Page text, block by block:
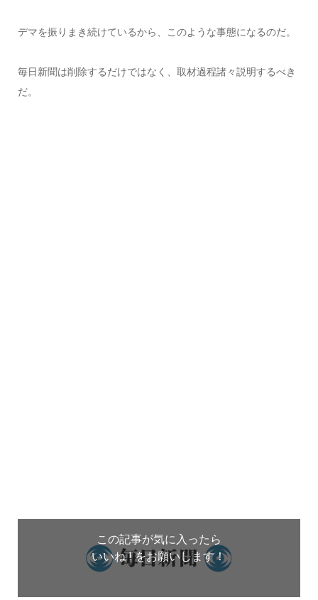
デマを振りまき続けているから、このような事態になるのだ。
毎日新聞は削除するだけではなく、取材過程諸々説明するべき
だ。
この記事が気に入ったら
いいね ! をお願いします！